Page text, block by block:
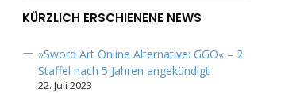
KÜRZLICH ERSCHIENENE NEWS
»Sword Art Online Alternative: GGO« – 2.
Staffel nach 5 Jahren angekündigt
22. Juli 2023